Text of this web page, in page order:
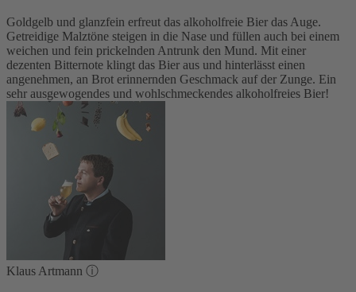
Goldgelb und glanzfein erfreut das alkoholfreie Bier das Auge.
Getreidige Malztöne steigen in die Nase und füllen auch bei einem
weichen und fein prickelnden Antrunk den Mund. Mit einer
dezenten Bitternote klingt das Bier aus und hinterlässt einen
angenehmen, an Brot erinnernden Geschmack auf der Zunge. Ein
sehr ausgewogendes und wohlschmeckendes alkoholfreies Bier!
Klaus Artmann ⓘ